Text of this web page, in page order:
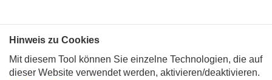
Hinweis zu Cookies
Mit diesem Tool können Sie einzelne Technologien, die auf
dieser Website verwendet werden, aktivieren/deaktivieren.